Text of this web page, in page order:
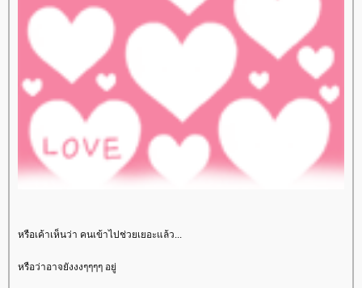
หรือเค้าเห็นว่า คนเข้าไปช่วยเยอะแล้ว...
หรือว่าอาจยังงงๆๆๆๆ อยู่